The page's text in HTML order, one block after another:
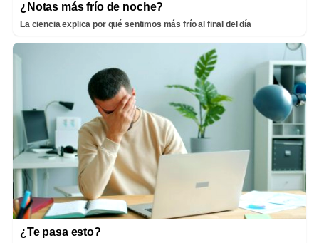
¿Notas más frío de noche?
La ciencia explica por qué sentimos más frío al final del día
¿Te pasa esto?